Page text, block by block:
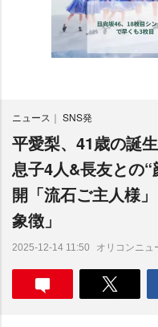
ニュース SNS発
平愛梨、41歳の誕
息子4人&長友との
開「流石ご主人様
象徴」
2025-12-14 11:50 オリコンニュ